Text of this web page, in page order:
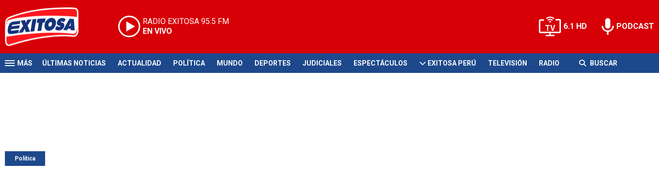
RADIO EXITOSA 95.5 FM
EN VIVO
6.1 HD PODCAST
MÁS ÚLTIMAS NOTICIAS ACTUALIDAD POLÍTICA MUNDO DEPORTES JUDICIALES ESPECTÁCULOS EXITOSA PERÚ TELEVISIÓN RADIO BUSCAR
Política